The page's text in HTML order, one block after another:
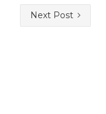
Next Post